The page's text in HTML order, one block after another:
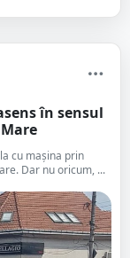
în sensul
cu mașina prin
Dar nu oricum, ...